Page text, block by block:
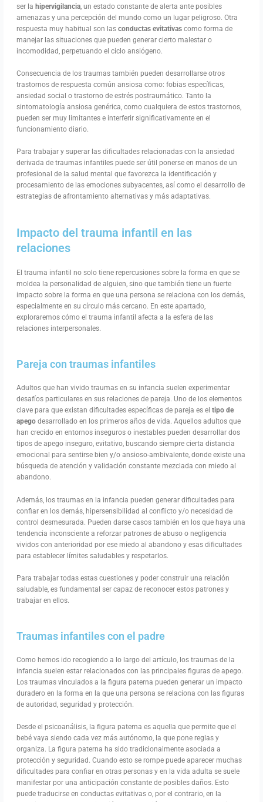
ser lahipervigilancia , un estado constante de alerta ante posibles
amenazas y una percepción del mundo como un lugar peligroso. Otra
respuesta muy habitual son lasconductas evitativas como forma de
manejar las situaciones que pueden generar cierto malestar o
incomodidad, perpetuando el ciclo ansiógeno.
Consecuencia de los traumas también pueden desarrollarse otros
trastornos de respuesta común ansiosa como: fobias específicas,
ansiedad social o trastorno de estrés postraumático. Tanto la
sintomatología ansiosa genérica, como cualquiera de estos trastornos,
pueden ser muy limitantes e interferir significativamente en el
funcionamiento diario.
Para trabajar y superar las dificultades relacionadas con la ansiedad
derivada de traumas infantiles puede ser útil ponerse en manos de un
profesional de la salud mental que favorezca la identificación y
procesamiento de las emociones subyacentes, así como el desarrollo de
estrategias de afrontamiento alternativas y más adaptativas.
Impacto del trauma infantil en las
relaciones
El trauma infantil no solo tiene repercusiones sobre la forma en que se
moldea la personalidad de alguien, sino que también tiene un fuerte
impacto sobre la forma en que una persona se relaciona con los demás,
especialmente en su círculo más cercano. En este apartado,
exploraremos cómo el trauma infantil afecta a la esfera de las
relaciones interpersonales.
Pareja con traumas infantiles
Adultos que han vivido traumas en su infancia suelen experimentar
desafíos particulares en sus relaciones de pareja. Uno de los elementos
clave para que existan dificultades específicas de pareja es eltipo de
apego desarrollado en los primeros años de vida. Aquellos adultos que
han crecido en entornos inseguros o inestables pueden desarrollar dos
tipos de apego inseguro, evitativo, buscando siempre cierta distancia
emocional para sentirse bien y/o ansioso-ambivalente, donde existe una
búsqueda de atención y validación constante mezclada con miedo al
abandono.
Además, los traumas en la infancia pueden generar dificultades para
confiar en los demás, hipersensibilidad al conflicto y/o necesidad de
control desmesurada. Pueden darse casos también en los que haya una
tendencia inconsciente a reforzar patrones de abuso o negligencia
vividos con anterioridad por ese miedo al abandono y esas dificultades
para establecer límites saludables y respetarlos.
Para trabajar todas estas cuestiones y poder construir una relación
saludable, es fundamental ser capaz de reconocer estos patrones y
trabajar en ellos.
Traumas infantiles con el padre
Como hemos ido recogiendo a lo largo del artículo, los traumas de la
infancia suelen estar relacionados con las principales figuras de apego.
Los traumas vinculados a la figura paterna pueden generar un impacto
duradero en la forma en la que una persona se relaciona con las figuras
de autoridad, seguridad y protección.
Desde el psicoanálisis, la figura paterna es aquella que permite que el
bebé vaya siendo cada vez más autónomo, la que pone reglas y
organiza. La figura paterna ha sido tradicionalmente asociada a
protección y seguridad. Cuando esto se rompe puede aparecer muchas
dificultades para confiar en otras personas y en la vida adulta se suele
manifestar por una anticipación constante de posibles daños. Esto
puede traducirse en conductas evitativas o, por el contrario, en la